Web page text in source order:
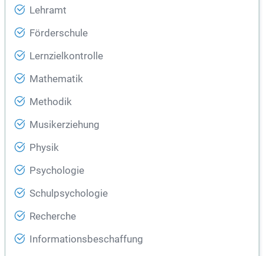
Lehramt
Förderschule
Lernzielkontrolle
Mathematik
Methodik
Musikerziehung
Physik
Psychologie
Schulpsychologie
Recherche
Informationsbeschaffung